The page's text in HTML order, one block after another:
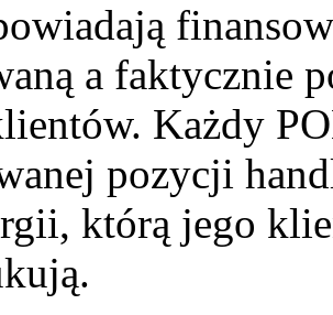
a faktycznie
Każdy
pozycji
którą jego